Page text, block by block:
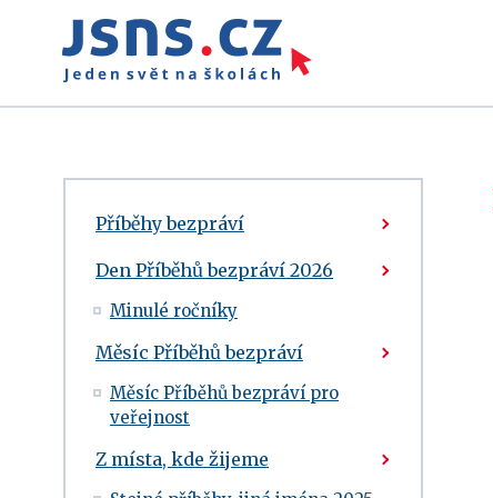
Příběhy bezpráví
Den Příběhů bezpráví 2026
Minulé ročníky
Měsíc Příběhů bezpráví
Měsíc Příběhů bezpráví pro
veřejnost
Z místa, kde žijeme